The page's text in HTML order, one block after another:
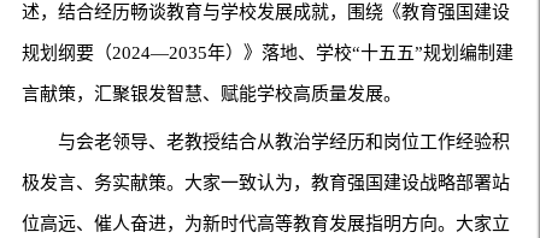
述，结合经历畅谈教育与学校发展成就，围绕《教育强国建设
规划纲要（2024—2035年）》落地、学校“十五五”规划编制建
言献策，汇聚银发智慧、赋能学校高质量发展。
与会老领导、老教授结合从教治学经历和岗位工作经验积
极发言、务实献策。大家一致认为，教育强国建设战略部署站
位高远、催人奋进，为新时代高等教育发展指明方向。大家立